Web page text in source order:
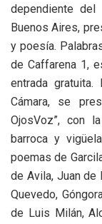
dependiente
Buenos Aires,
y poesía.
de Caffarena 1,
entrada
Cámara, se
OjosVoz”, con
barroca y
poemas de
de Avila, Juan de
Quevedo,
de Luis Milán,